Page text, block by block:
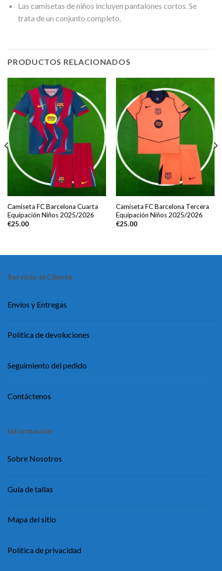
Las camisetas de niños incluyen pantalones cortos. Se
trata de un conjunto completo.
PRODUCTOS RELACIONADOS
Camiseta FC Barcelona Cuarta
Equipación Niños 2025/2026
€25.00
Camiseta FC Barcelona Tercera
Equipación Niños 2025/2026
€25.00
Servicio al Cliente
Envíos y Entregas
Política de devoluciones
Seguimiento del pedido
Contáctenos
Información
Sobre Nosotros
Guía de tallas
Mapa del sitio
Política de privacidad